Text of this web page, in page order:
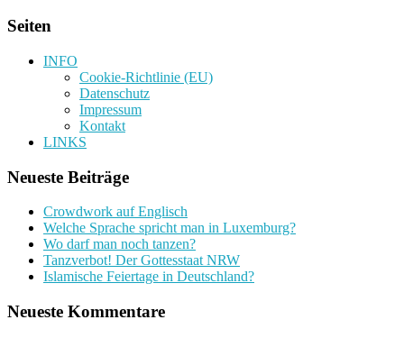
Seiten
INFO
Cookie-Richtlinie (EU)
Datenschutz
Impressum
Kontakt
LINKS
Neueste Beiträge
Crowdwork auf Englisch
Welche Sprache spricht man in Luxemburg?
Wo darf man noch tanzen?
Tanzverbot! Der Gottesstaat NRW
Islamische Feiertage in Deutschland?
Neueste Kommentare